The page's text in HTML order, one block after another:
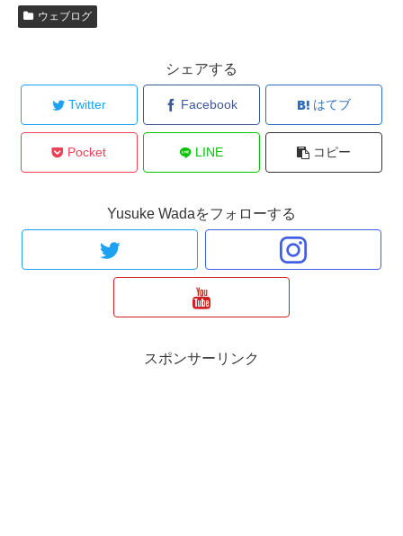
ウェブログ
シェアする
Twitter Facebook はてブ
Pocket LINE コピー
Yusuke Wadaをフォローする
スポンサーリンク